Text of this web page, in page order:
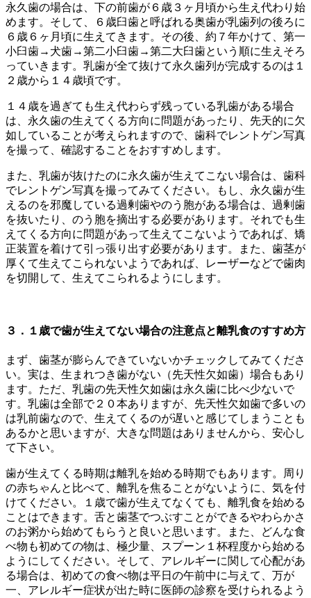
永久歯の場合は、下の前歯が６歳３ヶ月頃から生え代わり始
めます。そして、６歳臼歯と呼ばれる奥歯が乳歯列の後ろに
６歳６ヶ月頃に生えてきます。その後、約７年かけて、第一
小臼歯→犬歯→第二小臼歯→第二大臼歯という順に生えそろ
っていきます。乳歯が全て抜けて永久歯列が完成するのは１
２歳から１４歳頃です。
１４歳を過ぎても生え代わらず残っている乳歯がある場合
は、永久歯の生えてくる方向に問題があったり、先天的に欠
如していることが考えられますので、歯科でレントゲン写真
を撮って、確認することをおすすめします。
また、乳歯が抜けたのに永久歯が生えてこない場合は、歯科
でレントゲン写真を撮ってみてください。もし、永久歯が生
えるのを邪魔している過剰歯やのう胞がある場合は、過剰歯
を抜いたり、のう胞を摘出する必要があります。それでも生
えてくる方向に問題があって生えてこないようであれば、矯
正装置を着けて引っ張り出す必要があります。また、歯茎が
厚くて生えてこられないようであれば、レーザーなどで歯肉
を切開して、生えてこられるようにします。
３．１歳で歯が生えてない場合の注意点と離乳食のすすめ方
まず、歯茎が膨らんできていないかチェックしてみてくださ
い。実は、生まれつき歯がない（先天性欠如歯）場合もあり
ます。ただ、乳歯の先天性欠如歯は永久歯に比べ少ないで
す。乳歯は全部で２０本ありますが、先天性欠如歯で多いの
は乳前歯なので、生えてくるのが遅いと感じてしまうことも
あるかと思いますが、大きな問題はありませんから、安心し
て下さい。
歯が生えてくる時期は離乳を始める時期でもあります。周り
の赤ちゃんと比べて、離乳を焦ることがないように、気を付
けてください。１歳で歯が生えてなくても、離乳食を始める
ことはできます。舌と歯茎でつぶすことができるやわらかさ
のお粥から始めてもらうと良いと思います。また、どんな食
べ物も初めての物は、極少量、スプーン１杯程度から始める
ようにしてください。そして、アレルギーに関して心配があ
る場合は、初めての食べ物は平日の午前中に与えて、万が
一、アレルギー症状が出た時に医師の診察を受けられるよう